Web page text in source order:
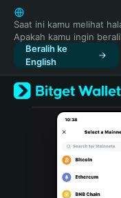
English
日本語
Tiếng Việt
Русский
Español
Türkçe
Italiano
Português (Portugal)
Saat ini kamu melihat
Apakah kamu ingin
Beralih ke
English